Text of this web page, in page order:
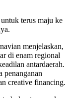
terus maju ke
menjelaskan,
di enam regional
antardaerah.
penanganan
creative financing.